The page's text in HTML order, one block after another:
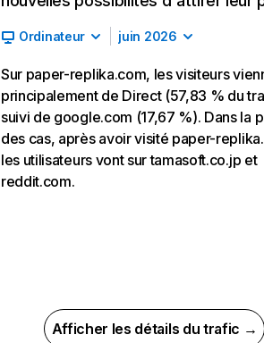
Ordinateur juin 2026
Sur paper-replika.com, les visiteurs
principalement de Direct (57,83 % du
suivi de google.com (17,67 %). Dans la
des cas, après avoir visité paper-
les utilisateurs vont sur tamasoft.co.jp et
reddit.com.
Afficher les détails du trafic →